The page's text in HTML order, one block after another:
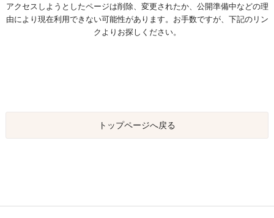
アクセスしようとしたページは削除、変更されたか、公開準備中などの理
由により現在利用できない可能性があります。お手数ですが、下記のリン
クよりお探しください。
トップページへ戻る